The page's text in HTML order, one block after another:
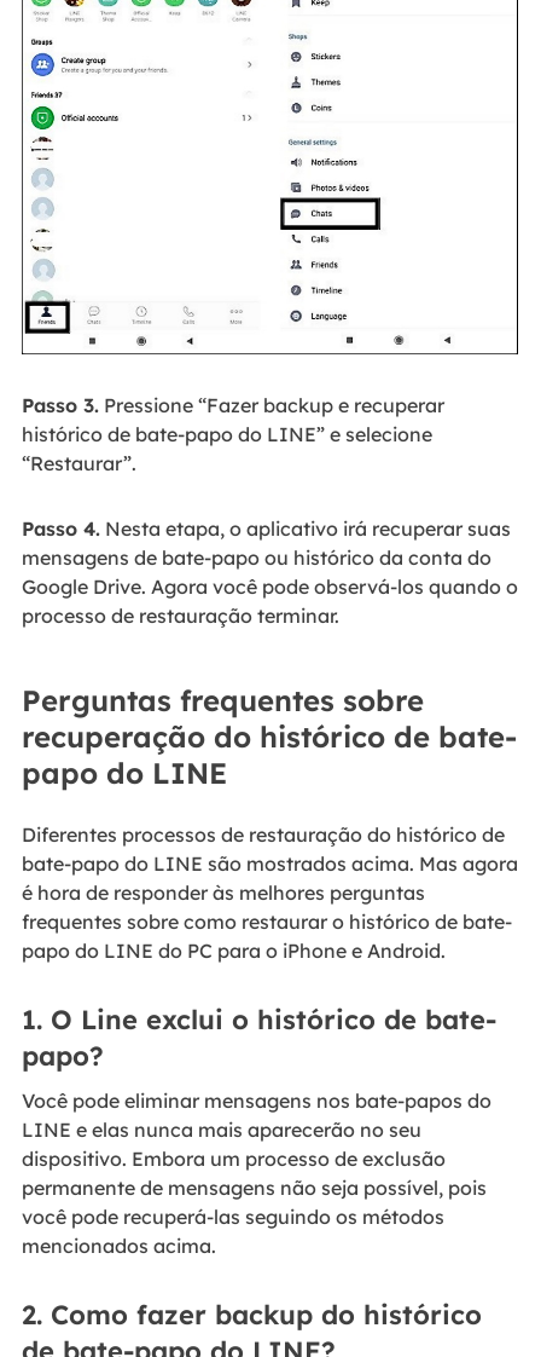
Passo 3.Pressione “Fazer backup e recuperar
histórico de bate-papo do LINE” e selecione
“Restaurar”.
Passo 4.Nesta etapa, o aplicativo irá recuperar suas
mensagens de bate-papo ou histórico da conta do
Google Drive. Agora você pode observá-los quando o
processo de restauração terminar.
Perguntas frequentes sobre
recuperação do histórico de bate-
papo do LINE
Diferentes processos de restauração do histórico de
bate-papo do LINE são mostrados acima. Mas agora
é hora de responder às melhores perguntas
frequentes sobre como restaurar o histórico de bate-
papo do LINE do PC para o iPhone e Android.
1. O Line exclui o histórico de bate-
papo?
Você pode eliminar mensagens nos bate-papos do
LINE e elas nunca mais aparecerão no seu
dispositivo. Embora um processo de exclusão
permanente de mensagens não seja possível, pois
você pode recuperá-las seguindo os métodos
mencionados acima.
2. Como fazer backup do histórico